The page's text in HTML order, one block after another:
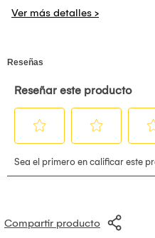
Compartir producto